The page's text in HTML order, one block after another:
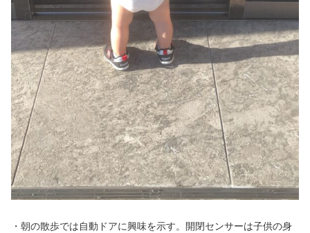
・朝の散歩では自動ドアに興味を示す。開閉センサーは子供の身